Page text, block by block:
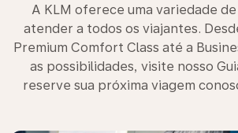
A KLM oferece uma variedade
atender a todos os viajantes.
Premium Comfort Class até a
as possibilidades, visite nosso
reserve sua próxima viagem